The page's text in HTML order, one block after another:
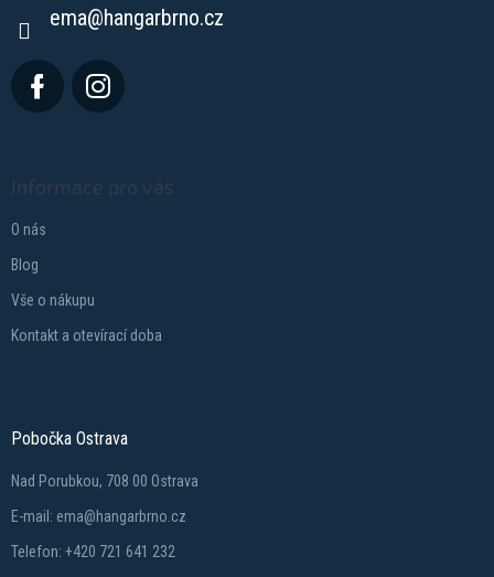
ema@hangarbrno.cz
Informace pro vás
O nás
Blog
Vše o nákupu
Kontakt a otevírací doba
Pobočka Ostrava
Nad Porubkou, 708 00 Ostrava
E-mail: ema@hangarbrno.cz
Telefon: +420 721 641 232